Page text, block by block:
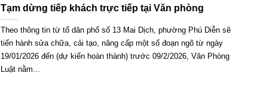
Tạm dừng tiếp khách trực tiếp tại Văn phòng
Theo thông tin từ tổ dân phố số 13 Mai Dịch, phường Phú Diễn sẽ
tiến hành sửa chữa, cải tạo, nâng cấp một số đoạn ngõ từ ngày
19/01/2026 đến (dự kiến hoàn thành) trước 09/2/2026, Văn Phòng
Luật nằm...